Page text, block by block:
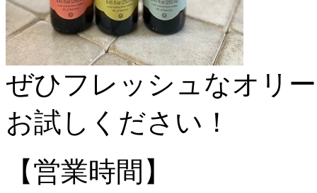
ぜひフレッシュなオリ
お試しください！
【営業時間】